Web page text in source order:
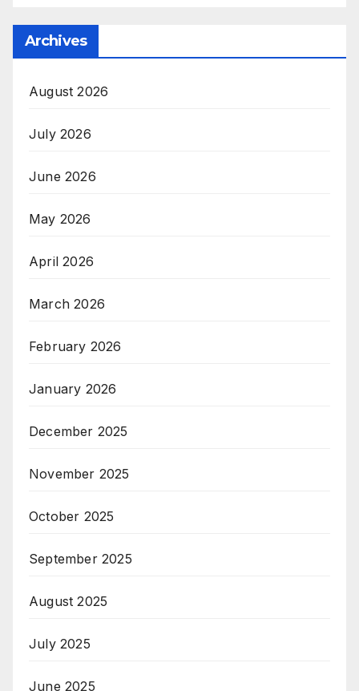
Archives
August 2026
July 2026
June 2026
May 2026
April 2026
March 2026
February 2026
January 2026
December 2025
November 2025
October 2025
September 2025
August 2025
July 2025
June 2025